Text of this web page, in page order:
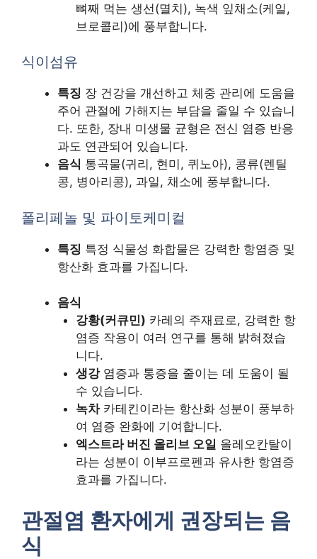
뼈째 먹는 생선(멸치), 녹색 잎채소(케일,
브로콜리)에 풍부합니다.
식이섬유
특징 장 건강을 개선하고 체중 관리에 도움을
주어 관절에 가해지는 부담을 줄일 수 있습니
다. 또한, 장내 미생물 균형은 전신 염증 반응
과도 연관되어 있습니다.
음식 통곡물(귀리, 현미, 퀴노아), 콩류(렌틸
콩, 병아리콩), 과일, 채소에 풍부합니다.
폴리페놀 및 파이토케미컬
특징 특정 식물성 화합물은 강력한 항염증 및
항산화 효과를 가집니다.
음식
강황(커큐민) 카레의 주재료로, 강력한 항
염증 작용이 여러 연구를 통해 밝혀졌습
니다.
생강염증과 통증을 줄이는 데 도움이 될
수 있습니다.
녹차카테킨이라는 항산화 성분이 풍부하
여 염증 완화에 기여합니다.
엑스트라 버진 올리브 오일 올레오칸탈이
라는 성분이 이부프로펜과 유사한 항염증
효과를 가집니다.
관절염 환자에게 권장되는 음
식